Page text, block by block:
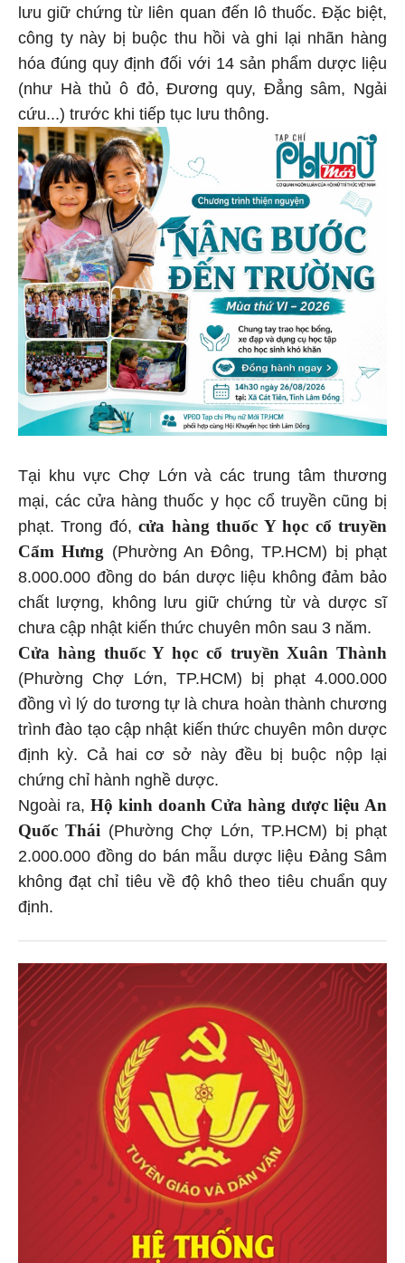
lưu giữ chứng từ liên quan đến lô thuốc. Đặc biệt,
công ty này bị buộc thu hồi và ghi lại nhãn hàng
hóa đúng quy định đối với 14 sản phẩm dược liệu
(như Hà thủ ô đỏ, Đương quy, Đẳng sâm, Ngải
cứu...) trước khi tiếp tục lưu thông.
Tại khu vực Chợ Lớn và các trung tâm thương
mại, các cửa hàng thuốc y học cổ truyền cũng bị
phạt. Trong đó,cửa hàng thuốc Y học cổ truyền
Cẩm Hưng (Phường An Đông, TP.HCM) bị phạt
8.000.000 đồng do bán dược liệu không đảm bảo
chất lượng, không lưu giữ chứng từ và dược sĩ
chưa cập nhật kiến thức chuyên môn sau 3 năm.
Cửa hàng thuốc Y học cổ truyền Xuân Thành
(Phường Chợ Lớn, TP.HCM) bị phạt 4.000.000
đồng vì lý do tương tự là chưa hoàn thành chương
trình đào tạo cập nhật kiến thức chuyên môn dược
định kỳ. Cả hai cơ sở này đều bị buộc nộp lại
chứng chỉ hành nghề dược.
Ngoài ra, Hộ kinh doanh Cửa hàng dược liệu An
Quốc Thái (Phường Chợ Lớn, TP.HCM) bị phạt
2.000.000 đồng do bán mẫu dược liệu Đảng Sâm
không đạt chỉ tiêu về độ khô theo tiêu chuẩn quy
định.